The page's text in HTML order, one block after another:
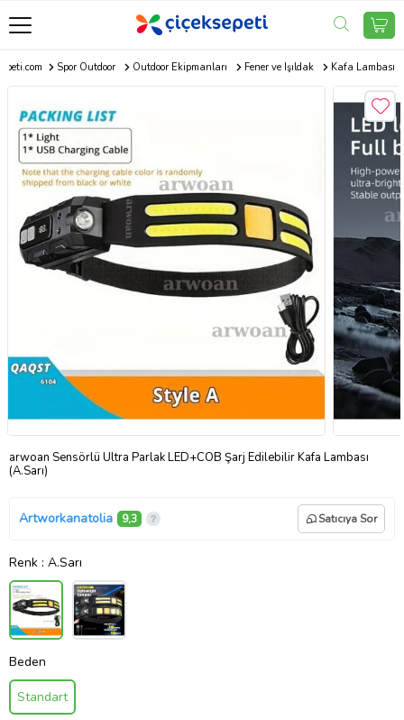
Spor Outdoor Outdoor Ekipmanları Fener ve Işıldak Kafa Lambası
arwoan Sensörlü Ultra Parlak LED+COB Şarj Edilebilir Kafa Lambası
(A.Sarı)
Artworkanatolia 9,3 Satıcıya Sor
Renk : A.Sarı
Beden
Standart